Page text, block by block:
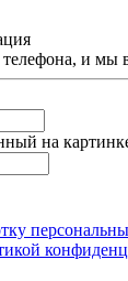
телефона, и мы
на